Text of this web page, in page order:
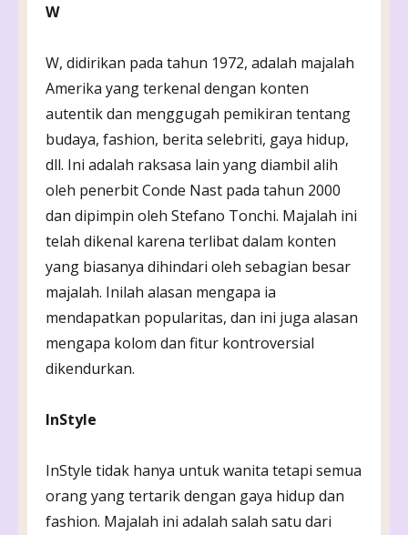
W
W, didirikan pada tahun 1972, adalah majalah
Amerika yang terkenal dengan konten
autentik dan menggugah pemikiran tentang
budaya, fashion, berita selebriti, gaya hidup,
dll. Ini adalah raksasa lain yang diambil alih
oleh penerbit Conde Nast pada tahun 2000
dan dipimpin oleh Stefano Tonchi. Majalah ini
telah dikenal karena terlibat dalam konten
yang biasanya dihindari oleh sebagian besar
majalah. Inilah alasan mengapa ia
mendapatkan popularitas, dan ini juga alasan
mengapa kolom dan fitur kontroversial
dikendurkan.
InStyle
InStyle tidak hanya untuk wanita tetapi semua
orang yang tertarik dengan gaya hidup dan
fashion. Majalah ini adalah salah satu dari